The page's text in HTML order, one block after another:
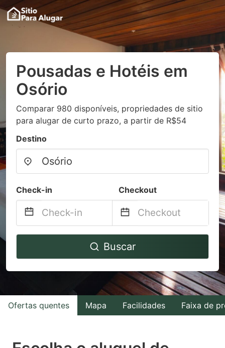
Pousadas e Hotéis em
Osório
Comparar 980 disponíveis, propriedades de sitio
para alugar de curto prazo, a partir de R$54
Destino
Check-in Checkout
Navigate
to
with
the
Navigate
to
interact
with
the
Buscar
Ofertas quentes Mapa Facilidades Faixa de